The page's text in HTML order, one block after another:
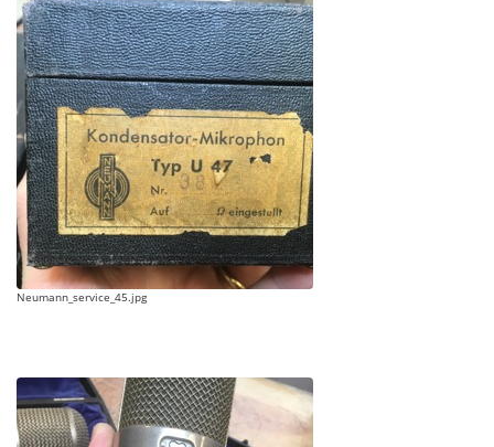
Neumann_service_45.jpg